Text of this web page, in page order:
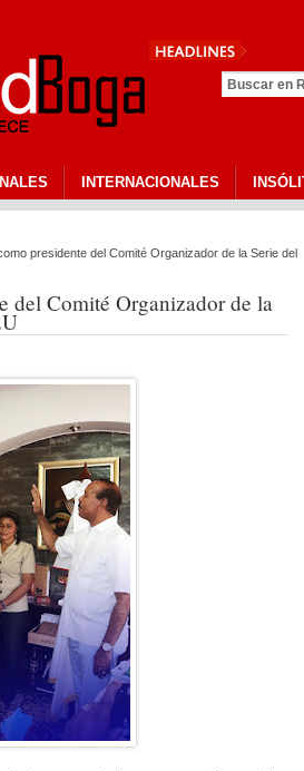
INTERNACIONALES
presidente del Comité Organizador de la Serie del
del Comité Organizador de la